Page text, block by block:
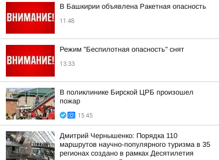
В Башкирии объявлена Ракетная опасность
11:48
Режим "Беспилотная опасность" снят
13:33
В поликлинике Бирской ЦРБ произошел
пожар
15:45
Дмитрий Чернышенко: Порядка 110
маршрутов научно-популярного туризма в 35
регионах создано в рамках Десятилетия